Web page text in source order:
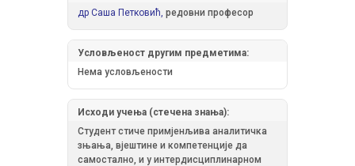
др Саша Петковић, редовни професор
Условљеност другим предметима:
Нема условљености
Исходи учења (стечена знања):
Студент стиче примјенљива аналитичка
зњања, вјештине и компетенције да
самостално, и у интердисциплинарном